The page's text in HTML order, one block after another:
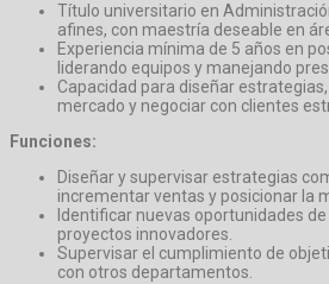
Título universitario en
afines, con maestría deseable en
Experiencia mínima de 5 años en
liderando equipos y manejando
Capacidad para diseñar
mercado y negociar con clientes
Funciones:
Diseñar y supervisar estrategias
incrementar ventas y posicionar la
Identificar nuevas oportunidades
proyectos innovadores.
Supervisar el cumplimiento de
con otros departamentos.